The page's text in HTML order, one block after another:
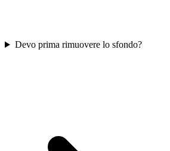
Devo prima rimuovere lo sfondo?